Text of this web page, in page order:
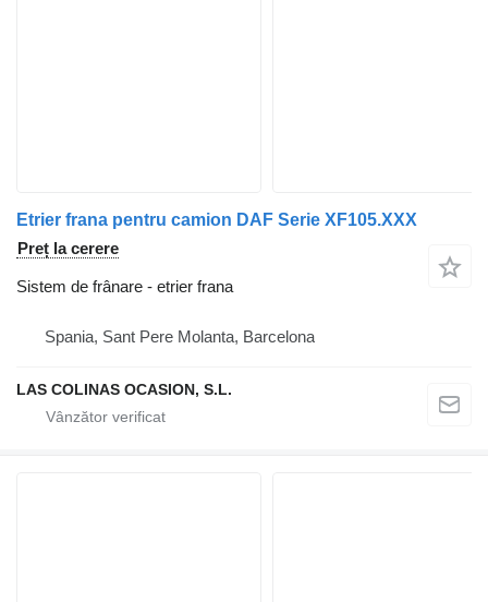
Etrier frana pentru camion DAF Serie XF105.XXX
Preț la cerere
Sistem de frânare - etrier frana
Spania, Sant Pere Molanta, Barcelona
LAS COLINAS OCASION, S.L.